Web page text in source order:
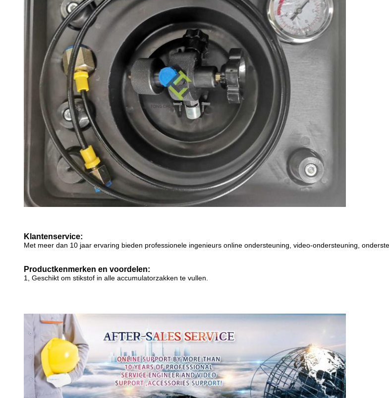
Klantenservice:
Met meer dan 10 jaar ervaring bieden professionele ingenieurs online ondersteuning, video-ondersteuning,
Productkenmerken en voordelen:
1, Geschikt om stikstof in alle accumulatorzakken te vullen.